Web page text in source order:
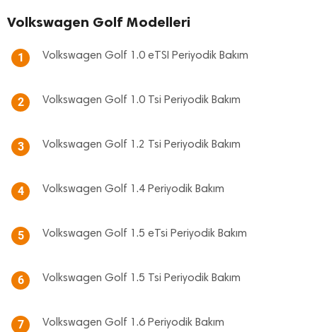
Volkswagen Golf Modelleri
1 Volkswagen Golf 1.0 eTSI Periyodik Bakım
2 Volkswagen Golf 1.0 Tsi Periyodik Bakım
3 Volkswagen Golf 1.2 Tsi Periyodik Bakım
4 Volkswagen Golf 1.4 Periyodik Bakım
5 Volkswagen Golf 1.5 eTsi Periyodik Bakım
6 Volkswagen Golf 1.5 Tsi Periyodik Bakım
7 Volkswagen Golf 1.6 Periyodik Bakım